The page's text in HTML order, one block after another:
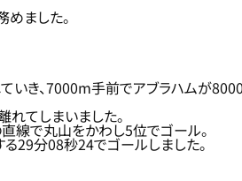
ました。
いき、7000m手前でアブラハムが
てしまいました。
線で丸山をかわし5位でゴール。
29分08秒24でゴールしました。